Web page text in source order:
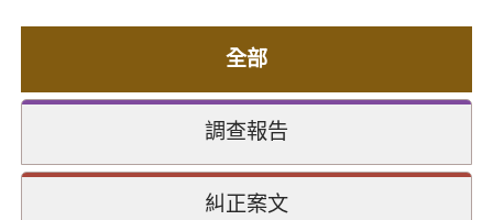
全部
調查報告
糾正案文